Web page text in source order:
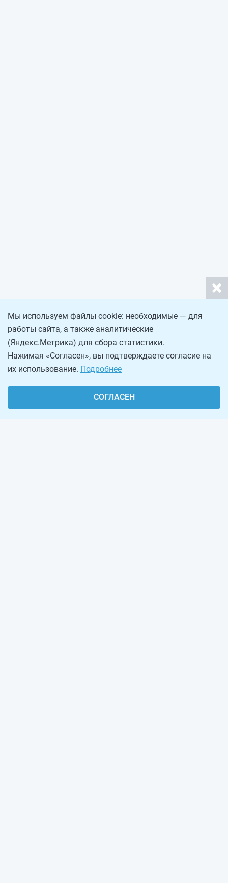
Мы используем файлы cookie: необходимые — для
работы сайта, а также аналитические
(Яндекс.Метрика) для сбора статистики.
Нажимая «Согласен», вы подтверждаете согласие на
их использование. Подробнее
СОГЛАСЕН